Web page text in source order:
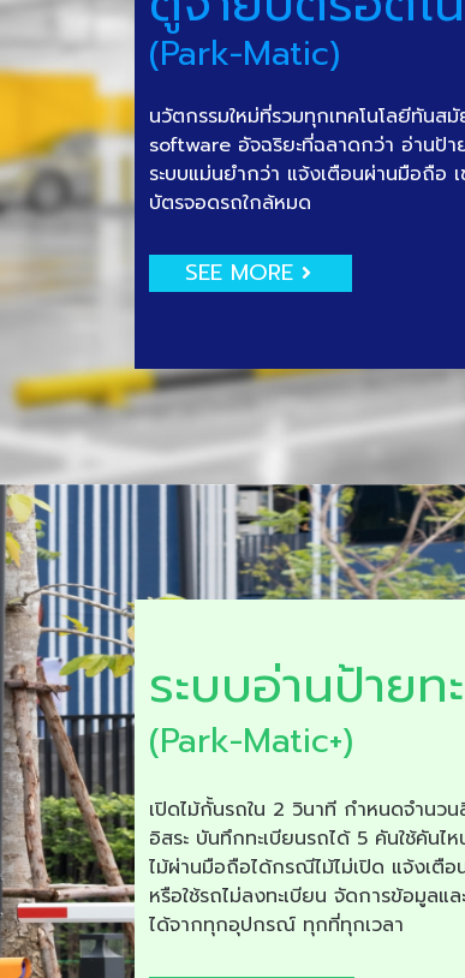
(Park-Matic)
นวัตกรรมใหม่ที่รวมทุกเทคโนโลยีทันส
software อัจฉริยะที่ฉลาดกว่า อ่านป้า
ระบบแม่นยำกว่า แจ้งเตือนผ่านมือถือ
บัตรจอดรถใกล้หมด
SEE MORE
ระบบอ่านป้ายท
(Park-Matic+)
เปิดไม้กั้นรถใน 2 วินาที กำหนดจำนว
อิสระ บันทึกทะเบียนรถได้ 5 คันใช้คันไ
ไม้ผ่านมือถือได้กรณีไม้ไม่เปิด แจ้งเตื
หรือใช้รถไม่ลงทะเบียน จัดการข้อมูลแ
ได้จากทุกอุปกรณ์ ทุกที่ทุกเวลา